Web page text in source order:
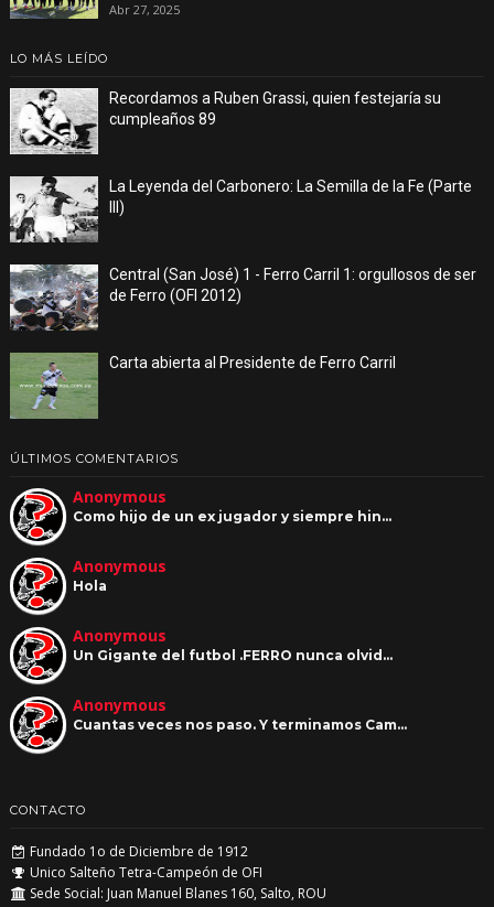
Abr 27, 2025
LO MÁS LEÍDO
Recordamos a Ruben Grassi, quien festejaría su
cumpleaños 89
La Leyenda del Carbonero: La Semilla de la Fe (Parte
III)
Central (San José) 1 - Ferro Carril 1: orgullosos de ser
de Ferro (OFI 2012)
Carta abierta al Presidente de Ferro Carril
ÚLTIMOS COMENTARIOS
Anonymous
Como hijo de un ex jugador y siempre hin…
Anonymous
Hola
Anonymous
Un Gigante del futbol .FERRO nunca olvid…
Anonymous
Cuantas veces nos paso. Y terminamos Cam…
CONTACTO
Fundado 1o de Diciembre de 1912
Unico Salteño Tetra-Campeón de OFI
Sede Social: Juan Manuel Blanes 160, Salto, ROU